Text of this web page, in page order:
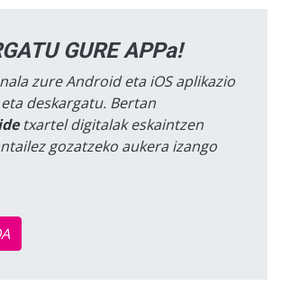
GURE APPa!
zure Android eta iOS aplikazio
deskargatu. Bertan
txartel digitalak eskaintzen
gozatzeko aukera izango